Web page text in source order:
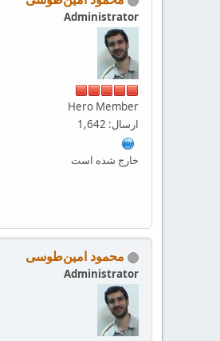
Administrator
Hero Member
ارسال: 1,642
خارج شده است
محمود امین‌طوسی
Administrator